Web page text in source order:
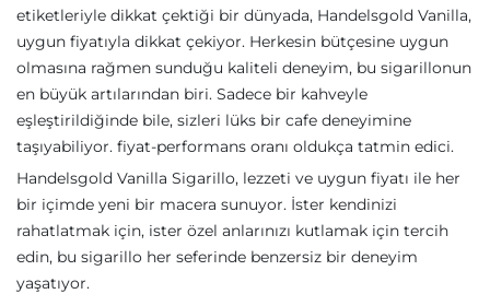
etiketleriyle dikkat çektiği bir dünyada, Handelsgold Vanilla,
uygun fiyatıyla dikkat çekiyor. Herkesin bütçesine uygun
olmasına rağmen sunduğu kaliteli deneyim, bu sigarillonun
en büyük artılarından biri. Sadece bir kahveyle
eşleştirildiğinde bile, sizleri lüks bir cafe deneyimine
taşıyabiliyor. fiyat-performans oranı oldukça tatmin edici.
Handelsgold Vanilla Sigarillo, lezzeti ve uygun fiyatı ile her
bir içimde yeni bir macera sunuyor. İster kendinizi
rahatlatmak için, ister özel anlarınızı kutlamak için tercih
edin, bu sigarillo her seferinde benzersiz bir deneyim
yaşatıyor.